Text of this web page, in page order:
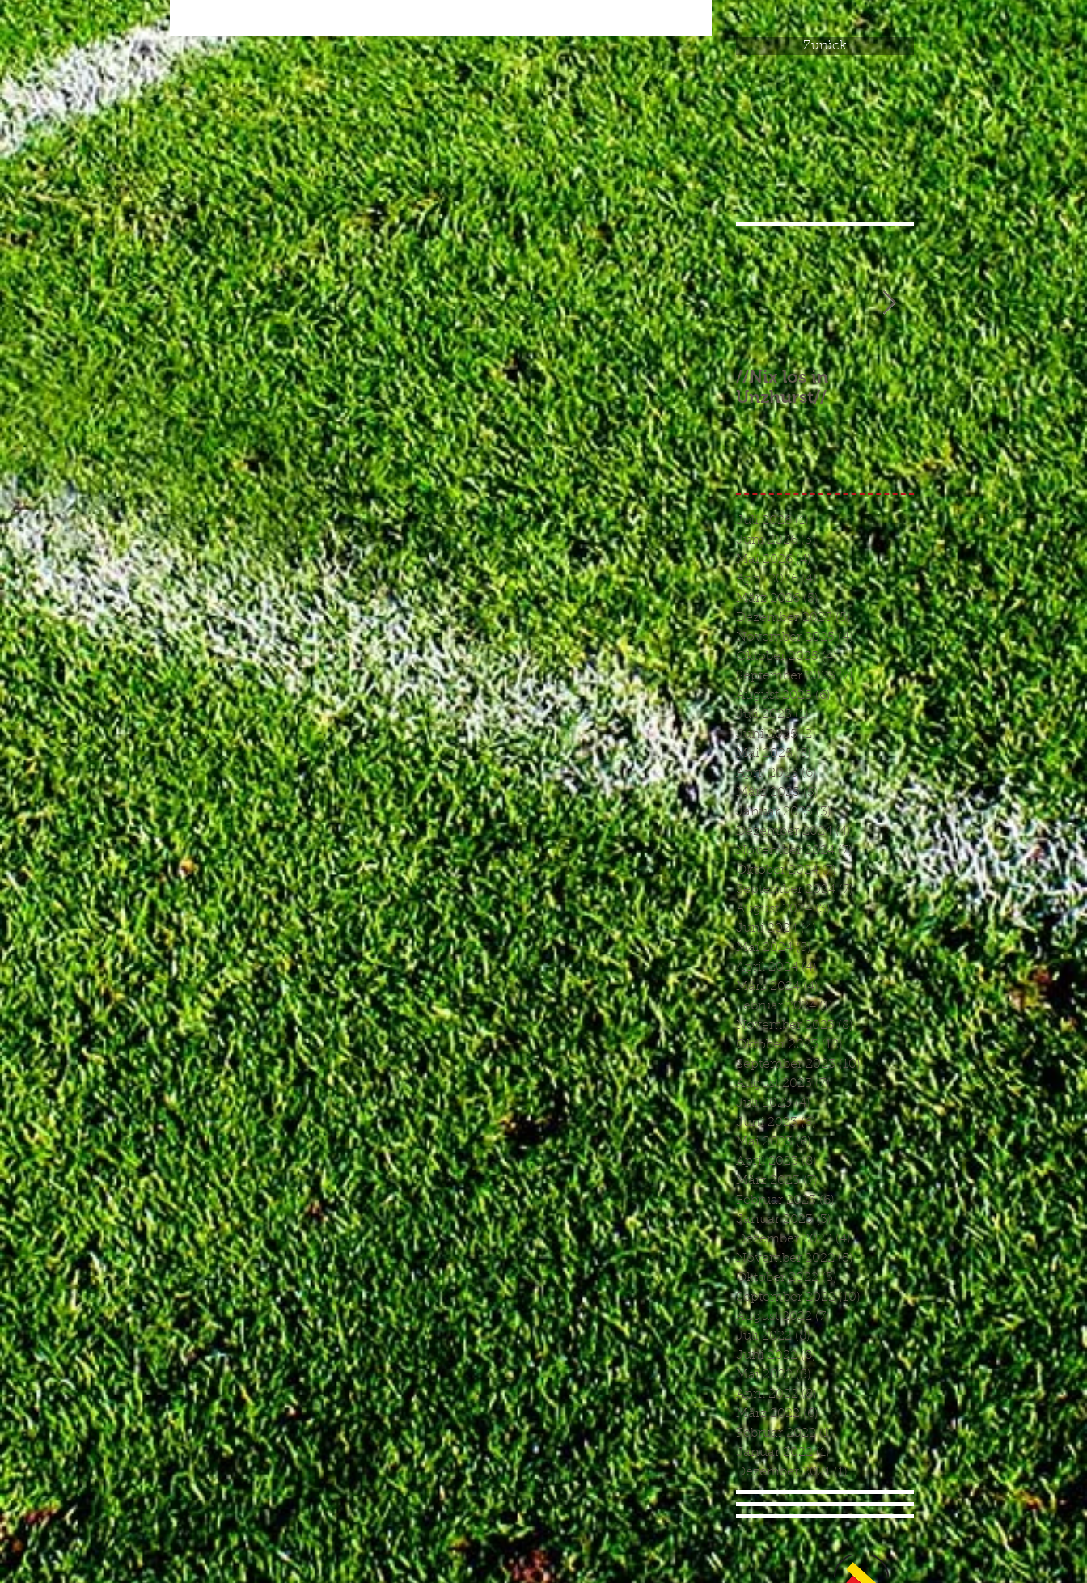
Zurück
//Nix los in
Unzhurst//
//Aufgebrauchtes
Glück und ein
Endspiel, das keines
war//
Juli 2026 (1)1 Beitrag
Juni 2026 (3)3 Beiträge
Mai 2026 (4)4 Beiträge
April 2026 (4)4 Beiträge
März 2026 (5)5 Beiträge
Dezember 2025 (5)5 Beiträge
November 2025 (4)4 Beiträge
Oktober 2025 (4)4 Beiträge
September 2025 (7)7 Beiträge
August 2025 (6)6 Beiträge
Juli 2025 (1)1 Beitrag
Juni 2025 (2)2 Beiträge
Mai 2025 (5)5 Beiträge
April 2025 (6)6 Beiträge
März 2025 (5)5 Beiträge
Januar 2025 (3)3 Beiträge
Dezember 2024 (4)4 Beiträge
November 2024 (7)7 Beiträge
Oktober 2024 (7)7 Beiträge
September 2024 (7)7 Beiträge
August 2024 (3)3 Beiträge
Juni 2024 (4)4 Beiträge
Mai 2024 (5)5 Beiträge
April 2024 (4)4 Beiträge
März 2024 (4)4 Beiträge
Februar 2024 (1)1 Beitrag
November 2023 (8)8 Beiträge
Oktober 2023 (12)12 Beiträge
September 2023 (10)10 Beiträge
August 2023 (7)7 Beiträge
Juli 2023 (4)4 Beiträge
Juni 2023 (6)6 Beiträge
Mai 2023 (6)6 Beiträge
April 2023 (8)8 Beiträge
März 2023 (7)7 Beiträge
Februar 2023 (6)6 Beiträge
Januar 2023 (3)3 Beiträge
Dezember 2022 (4)4 Beiträge
November 2022 (5)5 Beiträge
Oktober 2022 (5)5 Beiträge
September 2022 (10)10 Beiträge
August 2022 (7)7 Beiträge
Juli 2022 (8)8 Beiträge
Juni 2022 (8)8 Beiträge
Mai 2022 (5)5 Beiträge
April 2022 (8)8 Beiträge
März 2022 (6)6 Beiträge
Februar 2022 (1)1 Beitrag
Januar 2022 (1)1 Beitrag
Dezember 2021 (1)1 Beitrag